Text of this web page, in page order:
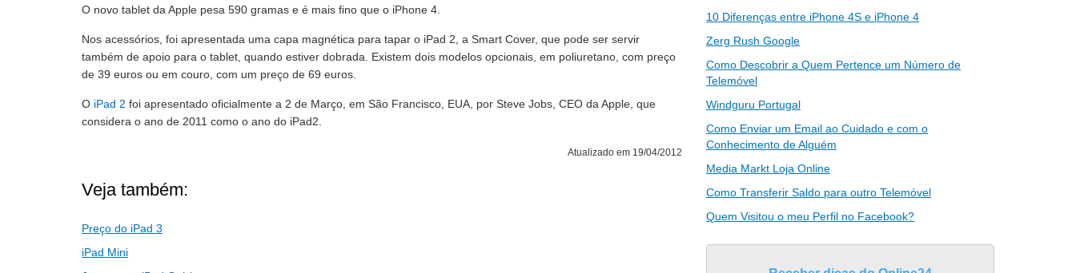
O novo tablet da Apple pesa 590 gramas e é mais fino que o iPhone 4.
Nos acessórios, foi apresentada uma capa magnética para tapar o iPad 2, a Smart Cover, que pode ser servir
também de apoio para o tablet, quando estiver dobrada. Existem dois modelos opcionais, em poliuretano, com preço
de 39 euros ou em couro, com um preço de 69 euros.
O iPad 2 foi apresentado oficialmente a 2 de Março, em São Francisco, EUA, por Steve Jobs, CEO da Apple, que
considera o ano de 2011 como o ano do iPad2.
Atualizado em 19/04/2012
Veja também:
Preço do iPad 3
iPad Mini
10 Diferenças entre iPhone 4S e iPhone 4
Zerg Rush Google
Como Descobrir a Quem Pertence um Número de
Telemóvel
Windguru Portugal
Como Enviar um Email ao Cuidado e com o
Conhecimento de Alguém
Media Markt Loja Online
Como Transferir Saldo para outro Telemóvel
Quem Visitou o meu Perfil no Facebook?